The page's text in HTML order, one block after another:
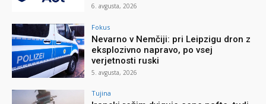
6. avgusta, 2026
Fokus
Nevarno v Nemčiji: pri Leipzigu dron z
eksplozivno napravo, po vsej
verjetnosti ruski
5. avgusta, 2026
Tujina